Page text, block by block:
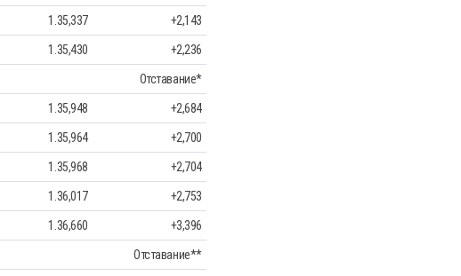
1.35,337 +2,143
1.35,430 +2,236
Отставание*
1.35,948 +2,684
1.35,964 +2,700
1.35,968 +2,704
1.36,017 +2,753
1.36,660 +3,396
Отставание**